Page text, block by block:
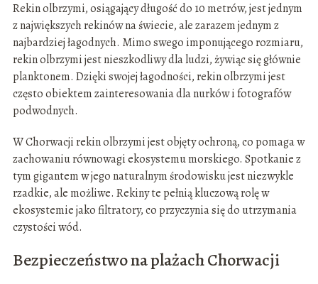
Rekin olbrzymi, osiągający długość do 10 metrów, jest jednym
z największych rekinów na świecie, ale zarazem jednym z
najbardziej łagodnych. Mimo swego imponującego rozmiaru,
rekin olbrzymi jest nieszkodliwy dla ludzi, żywiąc się głównie
planktonem. Dzięki swojej łagodności, rekin olbrzymi jest
często obiektem zainteresowania dla nurków i fotografów
podwodnych.
W Chorwacji rekin olbrzymi jest objęty ochroną, co pomaga w
zachowaniu równowagi ekosystemu morskiego. Spotkanie z
tym gigantem w jego naturalnym środowisku jest niezwykle
rzadkie, ale możliwe. Rekiny te pełnią kluczową rolę w
ekosystemie jako filtratory, co przyczynia się do utrzymania
czystości wód.
Bezpieczeństwo na plażach Chorwacji